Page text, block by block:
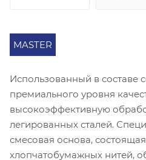
MASTER
Использованный в составе
премиального уровня
высокоэффективную
легированных сталей.
смесовая основа,
хлопчатобумажных нитей,